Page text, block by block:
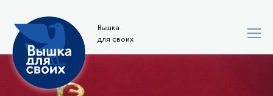
Вышка
для своих